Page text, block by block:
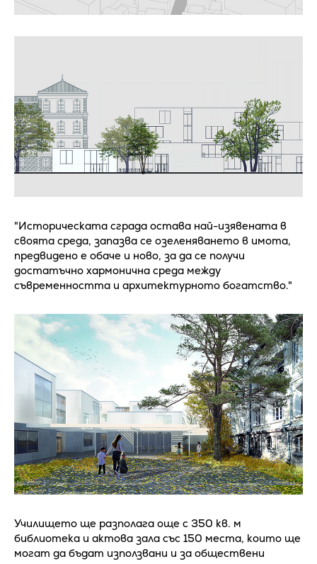
"Историческата сграда остава най-изявената в
своята среда, запазва се озеленяването в имота,
предвидено е обаче и ново, за да се получи
достатъчно хармонична среда между
съвременността и архитектурното богатство."
Училището ще разполага още с 350 кв. м
библиотека и актова зала със 150 места, които ще
могат да бъдат използвани и за обществени